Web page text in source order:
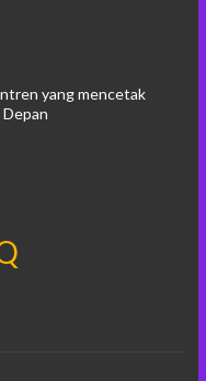
yang mencetak